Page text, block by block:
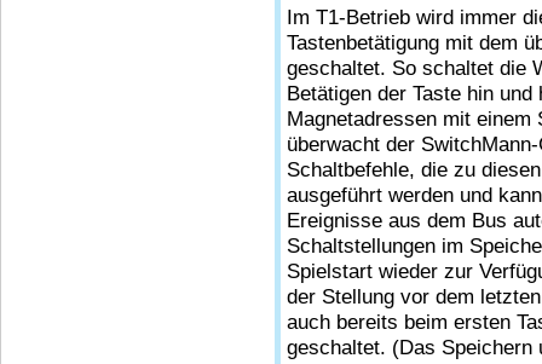
Im T1-Betrieb wird immer
Tastenbetätigung mit dem
geschaltet. So schaltet die
Betätigen der Taste hin
Magnetadressen mit einem
überwacht der
Schaltbefehle, die zu
ausgeführt werden und
Ereignisse aus dem Bus
Schaltstellungen im
Spielstart wieder zur
der Stellung vor dem
auch bereits beim ersten
geschaltet. (Das